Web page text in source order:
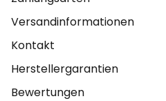
Versandinformationen
Kontakt
Herstellergarantien
Bewertungen